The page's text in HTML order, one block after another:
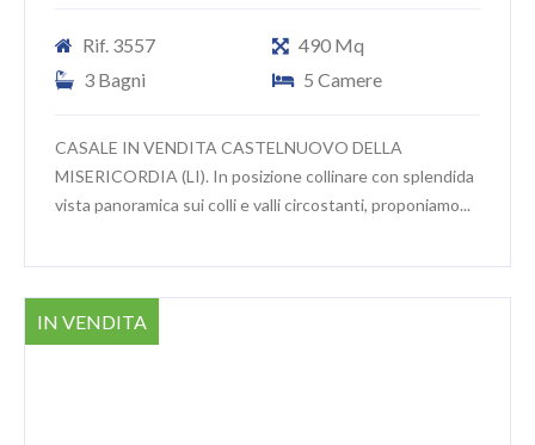
Rif. 3557
490 Mq
3 Bagni
5 Camere
CASALE IN VENDITA CASTELNUOVO DELLA
MISERICORDIA (LI). In posizione collinare con splendida
vista panoramica sui colli e valli circostanti, proponiamo...
IN VENDITA